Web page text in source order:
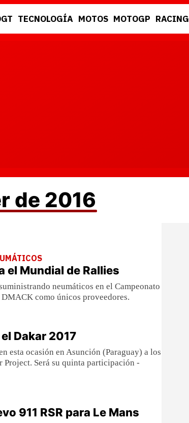
TECNOLOGÍA MOTOS MOTOGP RACING
de 2016
el Mundial de Rallies
neumáticos en el Campeonato
como únicos proveedores.
Dakar 2017
esta ocasión en Asunción (Paraguay) a los
Project. Será su quinta participación -
911 RSR para Le Mans